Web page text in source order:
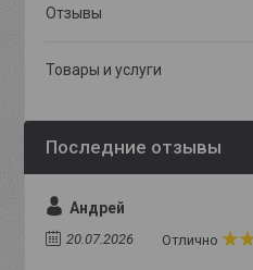
Отзывы
Товары и услуги
Андрей
20.07.2026 Отлично